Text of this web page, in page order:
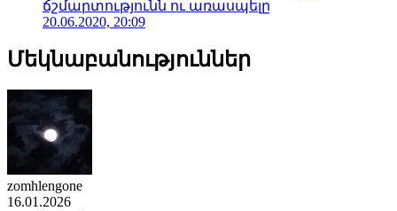
ճշմարտությունն ու առասպելը
20.06.2020, 20:09
Մեկնաբանություններ
zomhlengone
16.01.2026